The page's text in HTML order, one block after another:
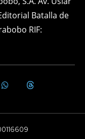
Batalla de
RIF: